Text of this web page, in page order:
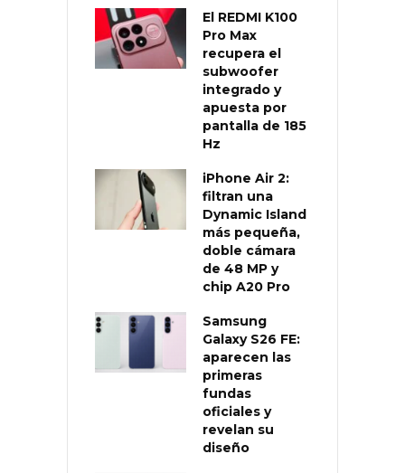
El REDMI K100
Pro Max
recupera el
subwoofer
integrado y
apuesta por
pantalla de 185
Hz
iPhone Air 2:
filtran una
Dynamic Island
más pequeña,
doble cámara
de 48 MP y
chip A20 Pro
Samsung
Galaxy S26 FE:
aparecen las
primeras
fundas
oficiales y
revelan su
diseño